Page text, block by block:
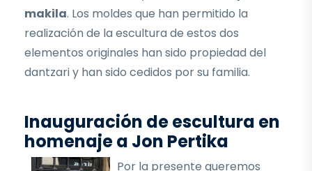
makila. Los moldes que han permitido la
realización de la escultura de estos dos
elementos originales han sido propiedad del
dantzari y han sido cedidos por su familia.
Inauguración de escultura en
homenaje a Jon Pertika
Por la presente queremos